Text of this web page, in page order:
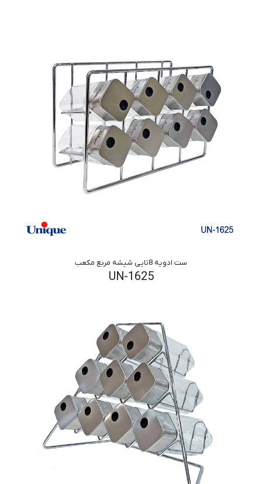
ست ادویه 8تایی شیشه مربع مکعب
UN-1625